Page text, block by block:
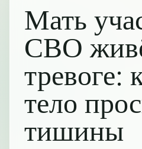
Мать
СВО
тревоге:
тело
тишины